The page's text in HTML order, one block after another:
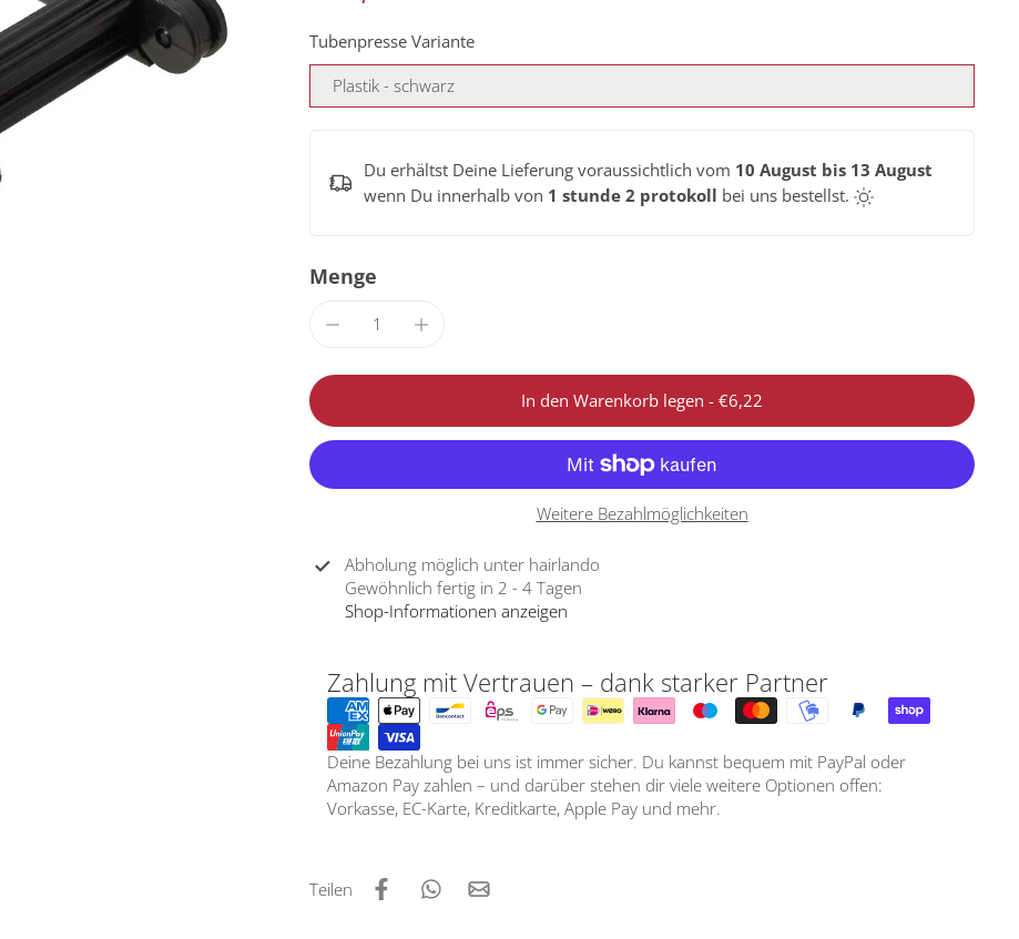
Tubenpresse Variante
Plastik - schwarz
Du erhältst Deine Lieferung voraussichtlich vom 10 August bis 13 August
wenn Du innerhalb von 1 stunde 2 protokoll bei uns bestellst.
Menge
In den Warenkorb legen -€6,22
Weitere Bezahlmöglichkeiten
Abholung möglich unter hairlando
Gewöhnlich fertig in 2 - 4 Tagen
Shop-Informationen anzeigen
Zahlung mit Vertrauen – dank starker Partner
Deine Bezahlung bei uns ist immer sicher. Du kannst bequem mit PayPal oder
Amazon Pay zahlen – und darüber stehen dir viele weitere Optionen offen:
Vorkasse, EC-Karte, Kreditkarte, Apple Pay und mehr.
Teilen